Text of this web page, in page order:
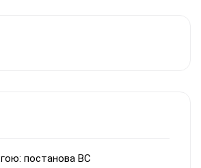
постанова ВС